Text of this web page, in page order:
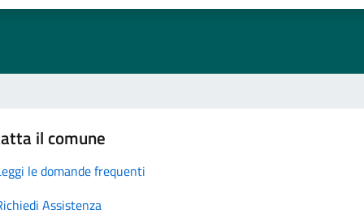
il comune
le domande frequenti
Assistenza